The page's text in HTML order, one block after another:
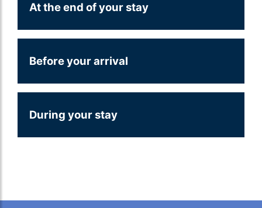
At the end of your stay
Before your arrival
During your stay